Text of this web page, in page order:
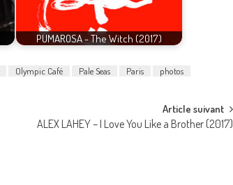
PUMAROSA - The Witch (2017)
Olympic Café Pale Seas Paris
photos
Article suivant
ALEX LAHEY – I Love You Like a Brother (2017)